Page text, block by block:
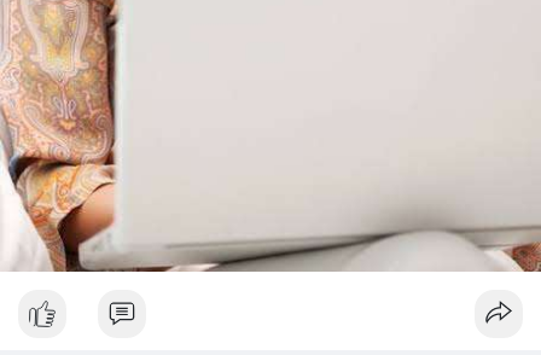
Xem chi tiết các bài viết đầy đủ tại dòng thời gian của Vlike.vn!
#whalealertbtc
#brazilcryptoregulation